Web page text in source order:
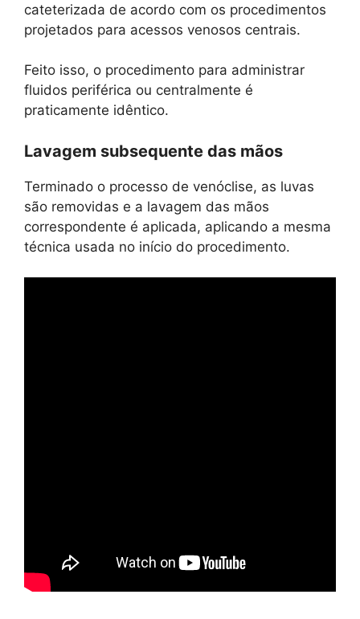
cateterizada de acordo com os procedimentos
projetados para acessos venosos centrais.
Feito isso, o procedimento para administrar
fluidos periférica ou centralmente é
praticamente idêntico.
Lavagem subsequente das mãos
Terminado o processo de venóclise, as luvas
são removidas e a lavagem das mãos
correspondente é aplicada, aplicando a mesma
técnica usada no início do procedimento.